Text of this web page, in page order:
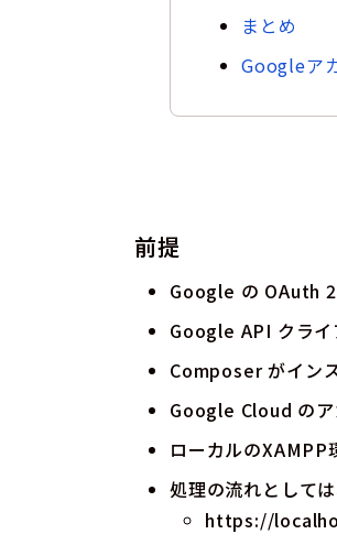
まとめ
Googleア
前提
Google の OAuth
Google API クライ
Composer がイン
Google Cloud のア
ローカルのXAMPP
処理の流れとしては
https://